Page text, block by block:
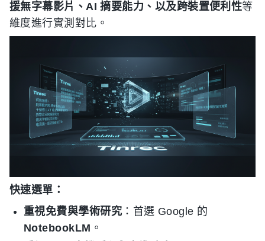
援無字幕影片、AI 摘要能力、以及跨裝置便利性等
維度進行實測對比。
快速選單：
重視免費與學術研究 ：首選 Google 的
NotebookLM 。